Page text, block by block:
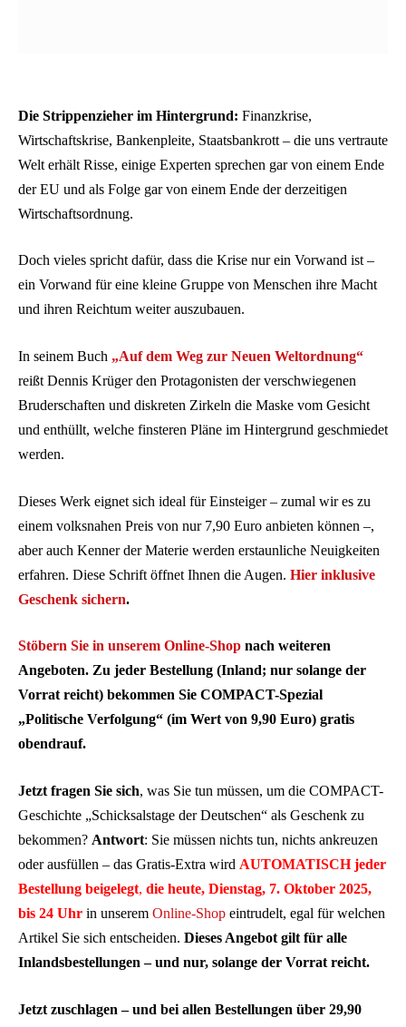
Die Strippenzieher im Hintergrund: Finanzkrise,
Wirtschaftskrise, Bankenpleite, Staatsbankrott – die uns vertraute
Welt erhält Risse, einige Experten sprechen gar von einem Ende
der EU und als Folge gar von einem Ende der derzeitigen
Wirtschaftsordnung.
Doch vieles spricht dafür, dass die Krise nur ein Vorwand ist –
ein Vorwand für eine kleine Gruppe von Menschen ihre Macht
und ihren Reichtum weiter auszubauen.
In seinem Buch „Auf dem Weg zur Neuen Weltordnung“
reißt Dennis Krüger den Protagonisten der verschwiegenen
Bruderschaften und diskreten Zirkeln die Maske vom Gesicht
und enthüllt, welche finsteren Pläne im Hintergrund geschmiedet
werden.
Dieses Werk eignet sich ideal für Einsteiger – zumal wir es zu
einem volksnahen Preis von nur 7,90 Euro anbieten können –,
aber auch Kenner der Materie werden erstaunliche Neuigkeiten
erfahren. Diese Schrift öffnet Ihnen die Augen. Hier inklusive
Geschenk sichern.
Stöbern Sie in unserem Online-Shop nach weiteren
Angeboten. Zu jeder Bestellung (Inland; nur solange der
Vorrat reicht) bekommen Sie COMPACT-Spezial
„Politische Verfolgung“ (im Wert von 9,90 Euro) gratis
obendrauf.
Jetzt fragen Sie sich, was Sie tun müssen, um die COMPACT-
Geschichte „Schicksalstage der Deutschen“ als Geschenk zu
bekommen? Antwort: Sie müssen nichts tun, nichts ankreuzen
oder ausfüllen – das Gratis-Extra wird AUTOMATISCH jeder
Bestellung beigelegt, die heute, Dienstag, 7. Oktober 2025,
bis 24 Uhr in unserem Online-Shop eintrudelt, egal für welchen
Artikel Sie sich entscheiden. Dieses Angebot gilt für alle
Inlandsbestellungen – und nur, solange der Vorrat reicht.
Jetzt zuschlagen – und bei allen Bestellungen über 29,90